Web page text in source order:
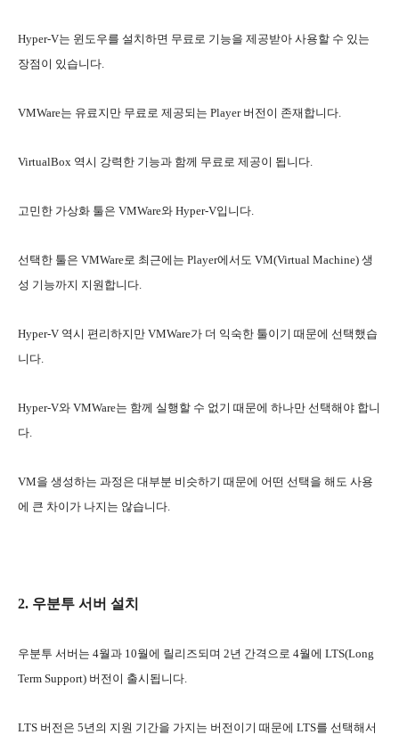
Hyper-V는 윈도우를 설치하면 무료로 기능을 제공받아 사용할 수 있는
장점이 있습니다.
VMWare는 유료지만 무료로 제공되는 Player 버전이 존재합니다.
VirtualBox 역시 강력한 기능과 함께 무료로 제공이 됩니다.
고민한 가상화 툴은 VMWare와 Hyper-V입니다.
선택한 툴은 VMWare로 최근에는 Player에서도 VM(Virtual Machine) 생
성 기능까지 지원합니다.
Hyper-V 역시 편리하지만 VMWare가 더 익숙한 툴이기 때문에 선택했습
니다.
Hyper-V와 VMWare는 함께 실행할 수 없기 때문에 하나만 선택해야 합니
다.
VM을 생성하는 과정은 대부분 비슷하기 때문에 어떤 선택을 해도 사용
에 큰 차이가 나지는 않습니다.
2. 우분투 서버 설치
우분투 서버는 4월과 10월에 릴리즈되며 2년 간격으로 4월에 LTS(Long
Term Support) 버전이 출시됩니다.
LTS 버전은 5년의 지원 기간을 가지는 버전이기 때문에 LTS를 선택해서